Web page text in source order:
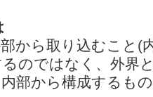
から取り込むこと(
のではなく、外界
部から構成するも